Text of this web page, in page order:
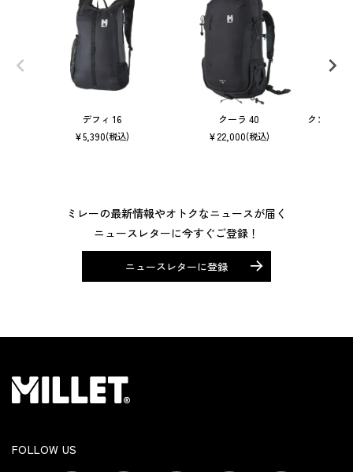
デフィ 16
¥5,390(税込)
クーラ 40
¥22,000(税込)
クンブ マ
ミレーの最新情報やオトクなニュースが届く
ニュースレターに今すぐご登録！
ニュースレターに登録
FOLLOW US